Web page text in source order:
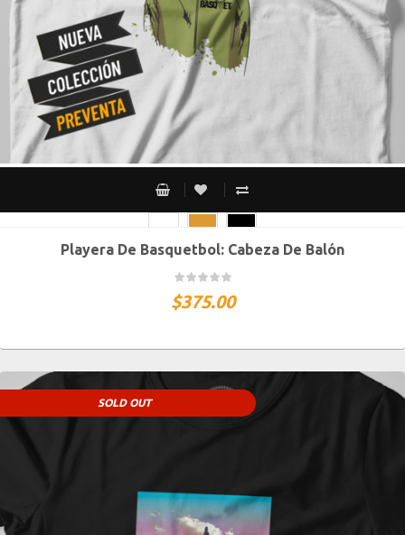
CH M G XG XXG
Playera De Basquetbol: Cabeza De Balón
$375.00
SOLD OUT